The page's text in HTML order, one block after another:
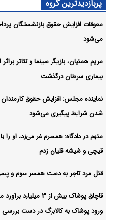
پربازدیدترین گروه
معوقات افزایش حقوق بازنشستگان
می‌شود
مریم همتیان، بازیگر سینما و تئاتر براثر
بیماری سرطان درگذشت
نماینده مجلس: افزایش حقوق کارمندان
شدن شرایط پیگیری می‌شود
متهم در دادگاه: همسرم غر می‌زد، او را با
قیچی و شیشه قلیان زدم
قتل مرد تاجر به دست همسر سوم و
قاچاق پوشاک بیش از ۳
ورود پوشاک به کالابرگ در دست